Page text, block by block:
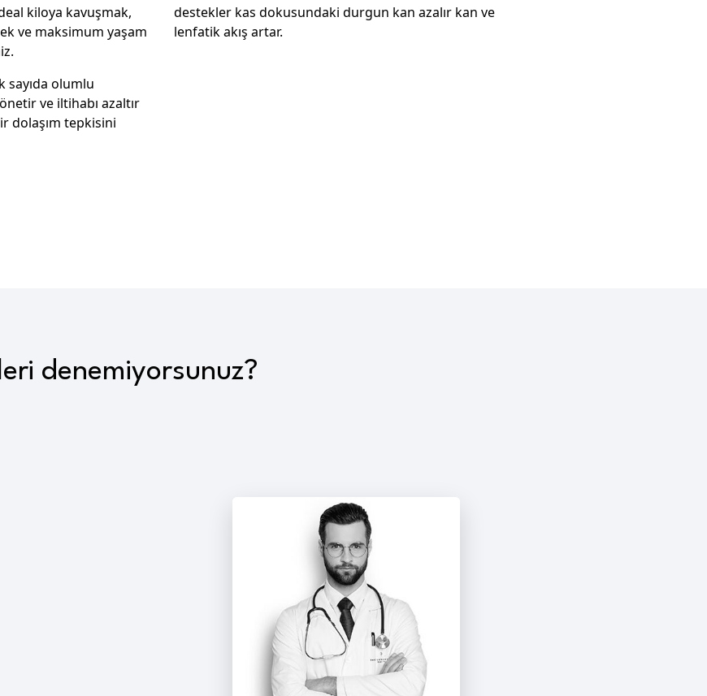
kiloya kavuşmak,
ve maksimum yaşam
sayıda olumlu
ve iltihabı azaltır
dolaşım tepkisini
destekler kas dokusundaki durgun kan azalır kan ve
lenfatik akış artar.
denemiyorsunuz?